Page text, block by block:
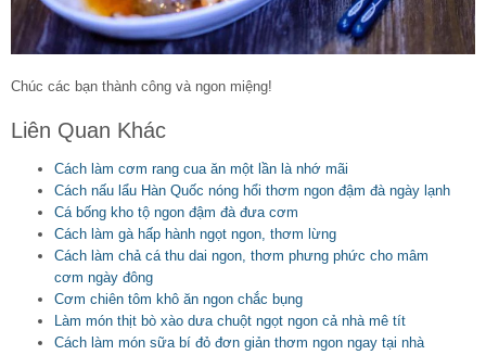
Chúc các bạn thành công và ngon miệng!
Liên Quan Khác
Cách làm cơm rang cua ăn một lần là nhớ mãi
Cách nấu lẩu Hàn Quốc nóng hổi thơm ngon đậm đà ngày lạnh
Cá bống kho tộ ngon đậm đà đưa cơm
Cách làm gà hấp hành ngọt ngon, thơm lừng
Cách làm chả cá thu dai ngon, thơm phưng phức cho mâm
cơm ngày đông
Cơm chiên tôm khô ăn ngon chắc bụng
Làm món thịt bò xào dưa chuột ngọt ngon cả nhà mê tít
Cách làm món sữa bí đỏ đơn giản thơm ngon ngay tại nhà